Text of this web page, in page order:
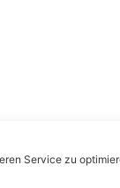
Service zu